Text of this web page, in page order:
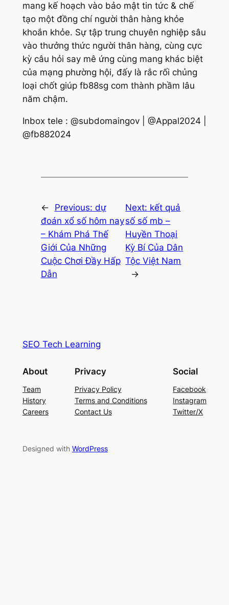
mang kế hoạch vào bảo mật tin tức & chế
tạo một đồng chí người thân hàng khỏe
khoắn khỏe. Sự tập trung chuyên nghiệp sâu
vào thưởng thức người thân hàng, cùng cực
kỳ câu hỏi say mê ứng cùng mang khác biệt
của mạng phường hội, đấy là rắc rối chủng
loại chốt giúp fb88sg com thành phầm lâu
năm chậm.
Inbox tele : @subdomaingov | @Appal2024 |
@fb882024
← Previous: dự
đoán xổ số hôm nay
– Khám Phá Thế
Giới Của Những
Cuộc Chơi Đầy Hấp
Dẫn
Next: kết quả
số số mb –
Huyền Thoại
Kỳ Bí Của Dân
Tộc Việt Nam
→
SEO Tech Learning
About
Team
History
Careers
Privacy
Privacy Policy
Terms and Conditions
Contact Us
Social
Facebook
Instagram
Twitter/X
Designed with WordPress